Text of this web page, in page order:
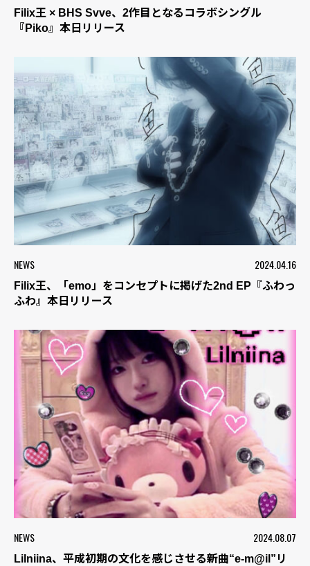
Filix王 × BHS Svve、2作目となるコラボシングル
『Piko』本日リリース
NEWS 2024.04.16
Filix王、「emo」をコンセプトに掲げた2nd EP『ふわっ
ふわ』本日リリース
NEWS 2024.08.07
Lilniina、平成初期の文化を感じさせる新曲“e-m@il”リ